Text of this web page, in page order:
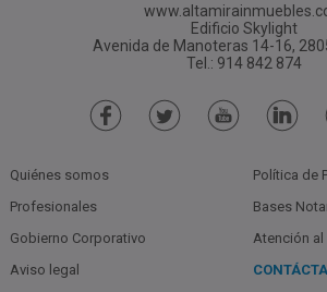
Edificio Skylight
Avenida de Manoteras 14-16,
Tel.: 914 842 874
Quiénes somos
Profesionales
Gobierno Corporativo
Aviso legal
Política de
Bases
Atención